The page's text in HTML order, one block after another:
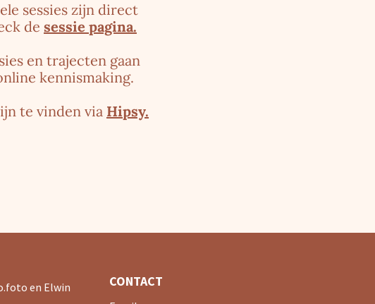
sessies zijn direct
de sessie pagina.
en trajecten gaan
kennismaking.
te vinden via Hipsy.
en Elwin
CONTACT